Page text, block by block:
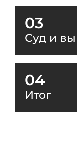
03
Суд и
04
Итог